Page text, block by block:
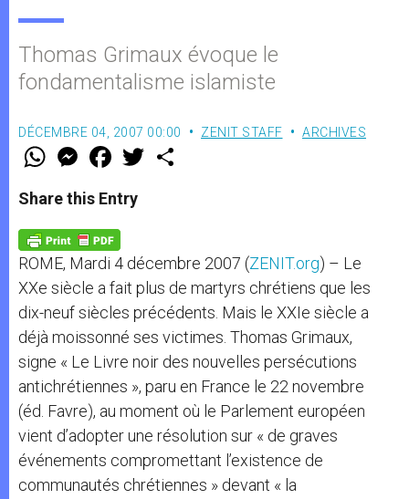
Thomas Grimaux évoque le
fondamentalisme islamiste
DÉCEMBRE 04, 2007 00:00 ZENIT STAFF ARCHIVES
W
t
s
p
p
M
e
s
e
g
e
r
F
a
e
b
o
k
w
Share this Entry
ROME, Mardi 4 décembre 2007 (ZENIT.org) – Le
XXe siècle a fait plus de martyrs chrétiens que les
dix-neuf siècles précédents. Mais le XXIe siècle a
déjà moissonné ses victimes. Thomas Grimaux,
signe « Le Livre noir des nouvelles persécutions
antichrétiennes », paru en France le 22 novembre
(éd. Favre), au moment où le Parlement européen
vient d’adopter une résolution sur « de graves
événements compromettant l’existence de
communautés chrétiennes » devant « la